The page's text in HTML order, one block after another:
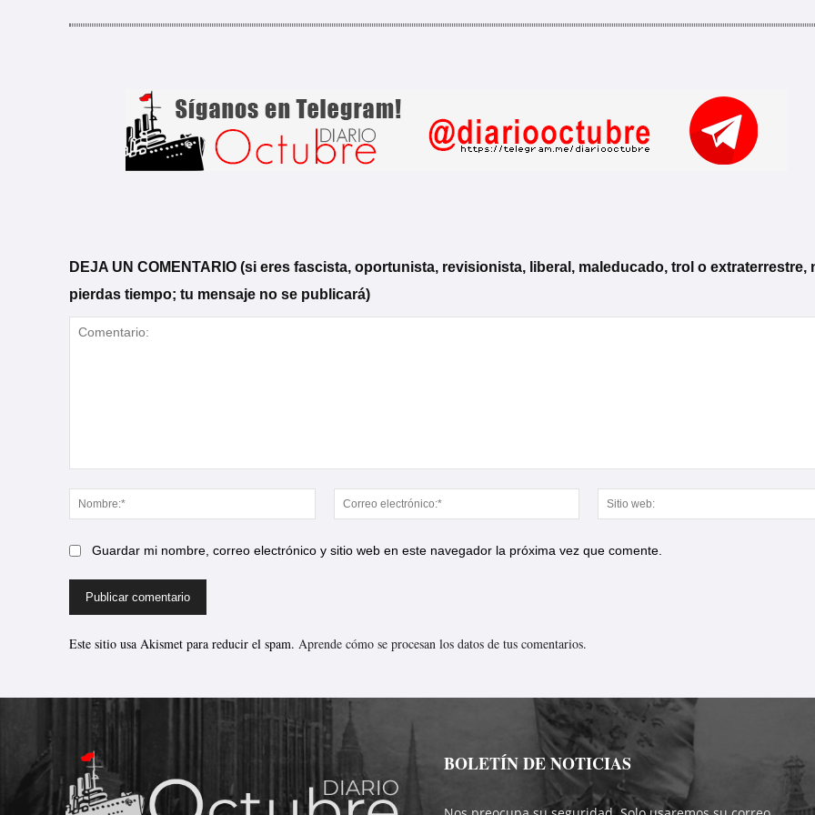
DEJA UN COMENTARIO (si eres fascista, oportunista, revisionista, liberal, maleducado, trol o extraterrestre,
pierdas tiempo; tu mensaje no se publicará)
Nombre:*
Correo
electrónico:*
Guardar mi nombre, correo electrónico y sitio web en este navegador la próxima vez que comente.
Este sitio usa Akismet para reducir el spam. Aprende cómo se procesan los datos de tus comentarios.
BOLETÍN DE NOTICIAS